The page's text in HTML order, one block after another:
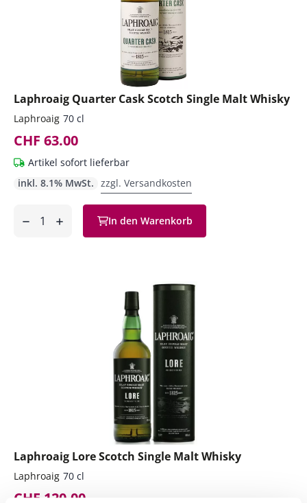
Laphroaig Quarter Cask Scotch Single Malt Whisky
Laphroaig 70 cl
CHF 63.00
Artikel sofort lieferbar
inkl. 8.1% MwSt. zzgl. Versandkosten
In den Warenkorb
Laphroaig Lore Scotch Single Malt Whisky
Laphroaig 70 cl
CHF 120.00